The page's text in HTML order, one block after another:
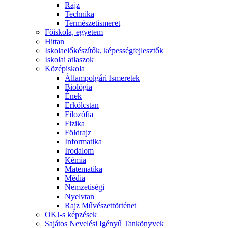
Rajz
Technika
Természetismeret
Főiskola, egyetem
Hittan
Iskolaelőkészítők, képességfejlesztők
Iskolai atlaszok
Középiskola
Állampolgári Ismeretek
Biológia
Ének
Erkölcstan
Filozófia
Fizika
Földrajz
Informatika
Irodalom
Kémia
Matematika
Média
Nemzetiségi
Nyelvtan
Rajz Művészettörténet
OKJ-s képzések
Sajátos Nevelési Igényű Tankönyvek